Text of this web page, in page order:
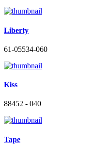
Liberty
61-05534-060
Kiss
88452 - 040
Tape